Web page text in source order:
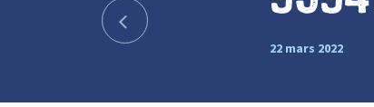
22 mars 2022